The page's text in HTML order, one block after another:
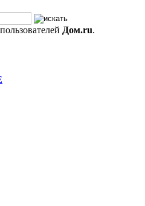
Дом.ru.